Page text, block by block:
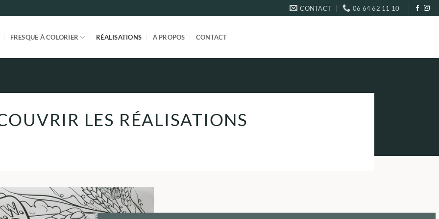
CONTACT 06 64 62 11 10
FRESQUE À COLORIER RÉALISATIONS A PROPOS CONTACT
LES RÉALISATIONS